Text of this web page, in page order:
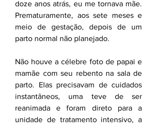
doze anos atrás, eu me tornava mãe.
Prematuramente, aos sete meses e
meio de gestação, depois de um
parto normal não planejado.
Não houve a célebre foto de papai e
mamãe com seu rebento na sala de
parto. Elas precisavam de cuidados
instantâneos, uma teve de ser
reanimada e foram direto para a
unidade de tratamento intensivo, a